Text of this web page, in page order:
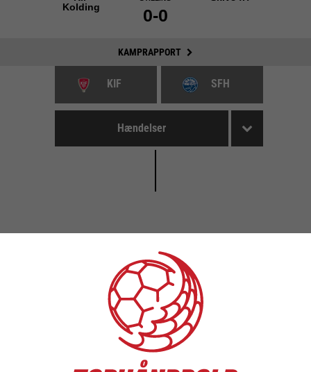
Kolding
0-0
KAMPRAPPORT
KIF SFH
Hændelser